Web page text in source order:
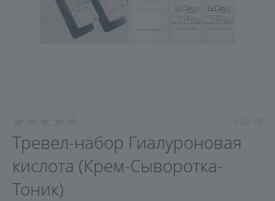
Тревел-набор Гиалуроновая
кислота (Крем-Сыворотка-
Тоник)